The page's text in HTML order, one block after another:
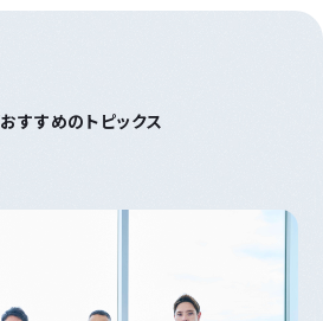
おすすめのトピックス